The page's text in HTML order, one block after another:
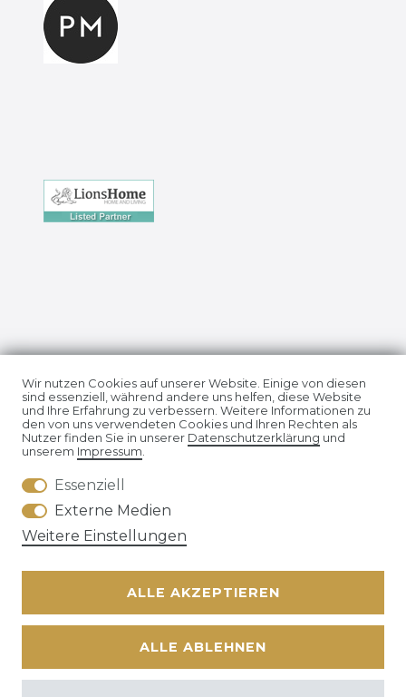
Impressum Daten­schutz­erklärung
AGB
Wir nutzen Cookies auf unserer Website. Einige von diesen
sind essenziell, während andere uns helfen, diese Website
und Ihre Erfahrung zu verbessern. Weitere Informationen zu
den von uns verwendeten Cookies und Ihren Rechten als
Nutzer finden Sie in unserer Daten­schutz­erklärung und
unserem Impressum.
Essenziell
Externe Medien
Weitere Einstellungen
ALLE AKZEPTIEREN
ALLE ABLEHNEN